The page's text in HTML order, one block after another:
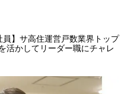
員】サ高住運営戸数業界トップ
活かしてリーダー職にチャレ